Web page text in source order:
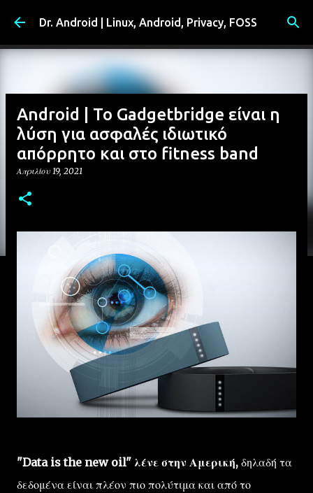
Μετάβαση στο κύριο περιεχόμενο
Dr. Android | Linux, Android, Privacy, FOSS
Android | Το Gadgetbridge είναι η
λύση για ασφαλές ιδιωτικό
απόρρητο και στο fitness band
Απριλίου 19, 2021
"Data is the new oil" λένε στην Αμερική, δηλαδή τα
δεδομένα είναι πλέον πιο πολύτιμα και από το